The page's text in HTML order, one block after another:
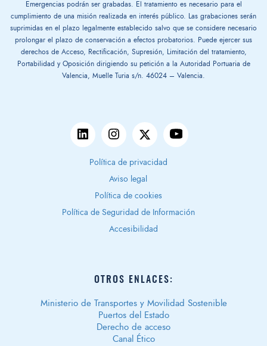
Emergencias podrán ser grabadas. El tratamiento es necesario para el
cumplimiento de una misión realizada en interés público. Las grabaciones serán
suprimidas en el plazo legalmente establecido salvo que se considere necesario
prolongar el plazo de conservación a efectos probatorios. Puede ejercer sus
derechos de Acceso, Rectificación, Supresión, Limitación del tratamiento,
Portabilidad y Oposición dirigiendo su petición a la Autoridad Portuaria de
Valencia, Muelle Turia s/n. 46024 – Valencia.
Política de privacidad
Aviso legal
Política de cookies
Política de Seguridad de Información
Accesibilidad
OTROS ENLACES:
Ministerio de Transportes y Movilidad Sostenible
Puertos del Estado
Derecho de acceso
Canal Ético